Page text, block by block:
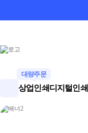
상업인쇄
대량주문
디지털인쇄